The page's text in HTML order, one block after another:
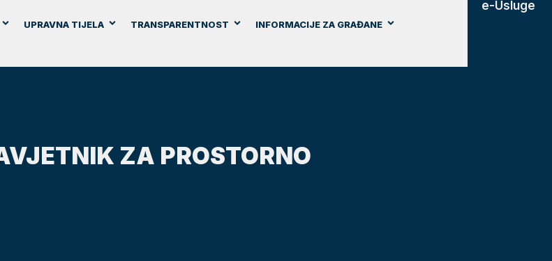
UPRAVNA TIJELA TRANSPARENTNOST
INFORMACIJE ZA GRAĐANE
e-Usluge
ZA PROSTORNO